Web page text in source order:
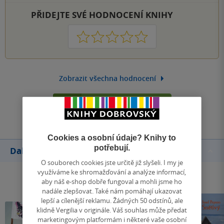
PŘIDEJTE SVÉ HODNOCENÍ KNIHY
1 2 3 4 5
Zobrazit všechna hodnocení
Přidat hodnocení
Další knihy autora
Cookies a osobní údaje? Knihy to
potřebují.
O souborech cookies jste určitě již slyšeli. I my je
využíváme ke shromažďování a analýze informací,
aby náš e-shop dobře fungoval a mohli jsme ho
nadále zlepšovat. Také nám pomáhají ukazovat
lepší a cílenější reklamu. Žádných 50 odstínů, ale
klidně Vergilia v originále. Váš souhlas může předat
marketingovým platformám i některé vaše osobní